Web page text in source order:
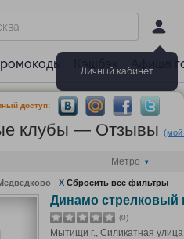
Личный кабинет
Кэшбэк Афиша
доступ:
клубы — Отзывы (мой
Метро
X Сбросить все фильтры
Динамо стрелковый
(0)
Мытищи г., Силикатная